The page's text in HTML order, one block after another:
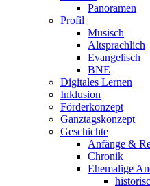
Panoramen
Profil
Musisch
Altsprachlich
Evangelisch
BNE
Digitales Lernen
Inklusion
Förderkonzept
Ganztagskonzept
Geschichte
Anfänge &
Chronik
Ehemalige